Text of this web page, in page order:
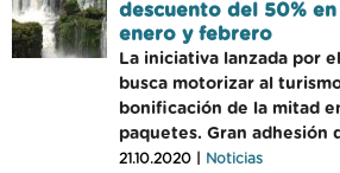
descuento del 50%
enero y febrero
La iniciativa lanzada por
busca motorizar al
bonificación de la mitad
paquetes. Gran adhesión
21.10.2020 | Noticias